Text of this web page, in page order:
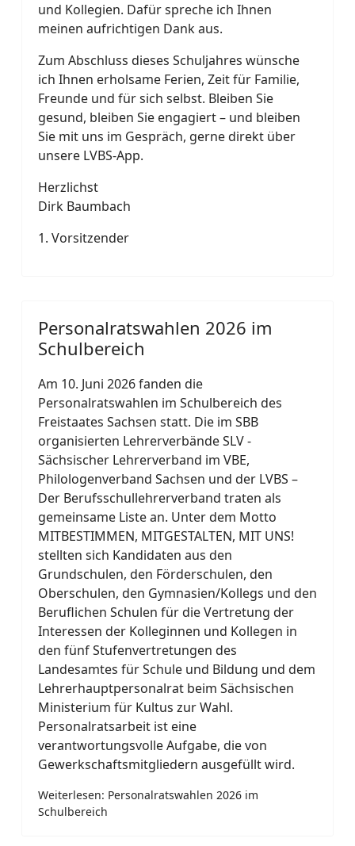
und Kollegien. Dafür spreche ich Ihnen
meinen aufrichtigen Dank aus.
Zum Abschluss dieses Schuljahres wünsche
ich Ihnen erholsame Ferien, Zeit für Familie,
Freunde und für sich selbst. Bleiben Sie
gesund, bleiben Sie engagiert – und bleiben
Sie mit uns im Gespräch, gerne direkt über
unsere LVBS‑App.
Herzlichst
Dirk Baumbach
1. Vorsitzender
Personalratswahlen 2026 im
Schulbereich
Am 10. Juni 2026 fanden die
Personalratswahlen im Schulbereich des
Freistaates Sachsen statt. Die im SBB
organisierten Lehrerverbände SLV -
Sächsischer Lehrerverband im VBE,
Philologenverband Sachsen und der LVBS –
Der Berufsschullehrerverband traten als
gemeinsame Liste an. Unter dem Motto
MITBESTIMMEN, MITGESTALTEN, MIT UNS!
stellten sich Kandidaten aus den
Grundschulen, den Förderschulen, den
Oberschulen, den Gymnasien/Kollegs und den
Beruflichen Schulen für die Vertretung der
Interessen der Kolleginnen und Kollegen in
den fünf Stufenvertretungen des
Landesamtes für Schule und Bildung und dem
Lehrerhauptpersonalrat beim Sächsischen
Ministerium für Kultus zur Wahl.
Personalratsarbeit ist eine
verantwortungsvolle Aufgabe, die von
Gewerkschaftsmitgliedern ausgefüllt wird.
Weiterlesen: Personalratswahlen 2026 im
Schulbereich